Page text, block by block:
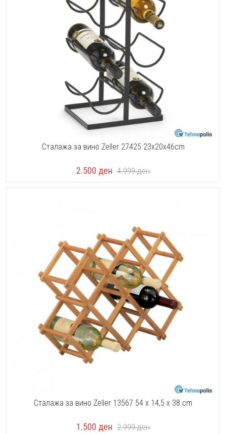
Сталажа за вино Zeller 27425 23x20x46cm
2.500 ден 4.999ден
Сталажа за вино Zeller 13567 54 x 14,5 x 38 cm
1.500 ден 2.999ден